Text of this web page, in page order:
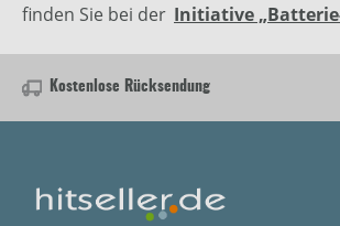
finden Sie bei der Initiative
Kostenlose Rücksendung